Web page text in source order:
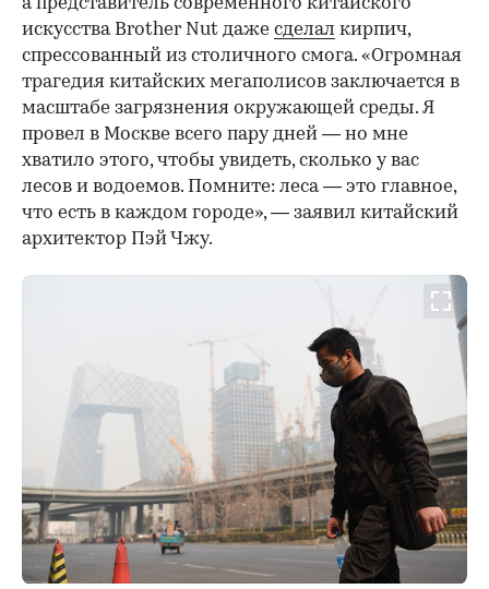
а представитель современного китайского
искусства Brother Nut даже сделал кирпич,
спрессованный из столичного смога. «Огромная
трагедия китайских мегаполисов заключается в
масштабе загрязнения окружающей среды. Я
провел в Москве всего пару дней — но мне
хватило этого, чтобы увидеть, сколько у вас
лесов и водоемов. Помните: леса — это главное,
что есть в каждом городе», — заявил китайский
архитектор Пэй Чжу.